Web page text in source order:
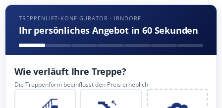
TREPPENLIFT-KONFIGURATOR · IRNDORF
Ihr persönliches Angebot in 60 Sekunden
Wie verläuft Ihre Treppe?
Die Treppenform beeinflusst den Preis erheblich